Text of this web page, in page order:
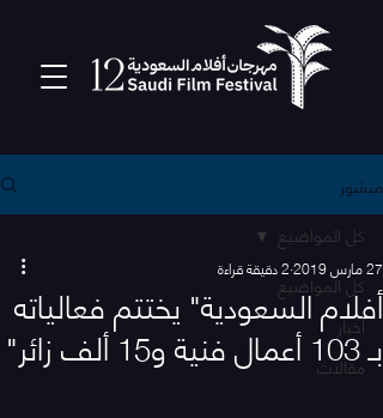
منشور
كل المواضيع
أخبار
مقالات
كل المواضيع
أفلام السعودية" يختتم فعالياته
بـ 103 أعمال فنية و15 ألف زائر"
27 مارس 2019 2 دقيقة قراءة